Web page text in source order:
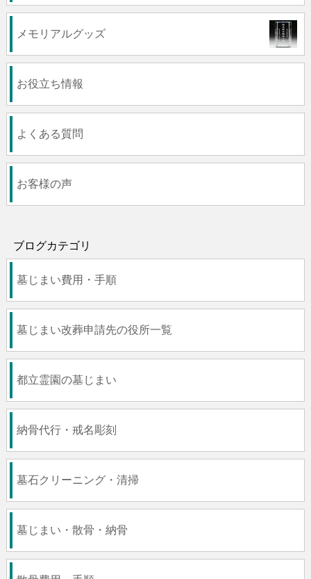
メモリアルグッズ
お役立ち情報
よくある質問
お客様の声
ブログカテゴリ
墓じまい費用・手順
墓じまい改葬申請先の役所一覧
都立霊園の墓じまい
納骨代行・戒名彫刻
墓石クリーニング・清掃
墓じまい・散骨・納骨